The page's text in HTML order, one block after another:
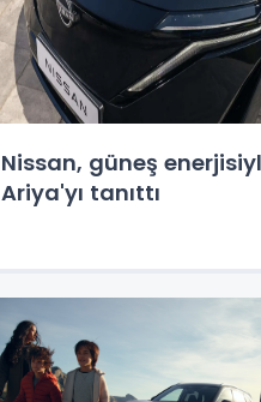
Nissan, güneş
Ariya'yı tanıttı